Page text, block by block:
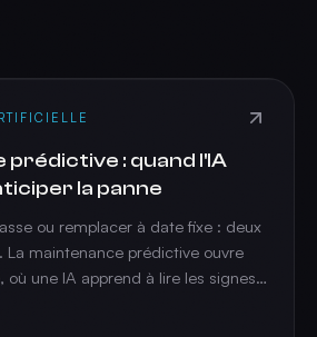
prédictive : quand l'IA
la panne
ou remplacer à date fixe : deux
La maintenance prédictive ouvre
où une IA apprend à lire les signes